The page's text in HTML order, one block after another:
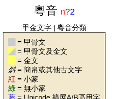
粵音 n?2
甲金文字| 粵音分類
= 甲骨文
= 甲骨文及金文
= 金文
斜= 簡帛或其他古文字
紅 = 小篆
綠 = 無小篆
藍 = Unicode 擴展A/B區用字